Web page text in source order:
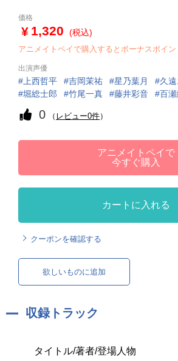
価格
1,320 (税込)
アニメイトペイで購入するとボーナスポイン
出演声優
上西哲平 吉岡茉祐 星乃葉月 久
堀総士郎
竹尾一真 藤井彩音 百
0 （ レビュー0件）
アニメイトペイで
今すぐ購入
カートに入れる
クーポンを確認する
欲しいものに追加
収録トラック
タイトル/著者/登場人物